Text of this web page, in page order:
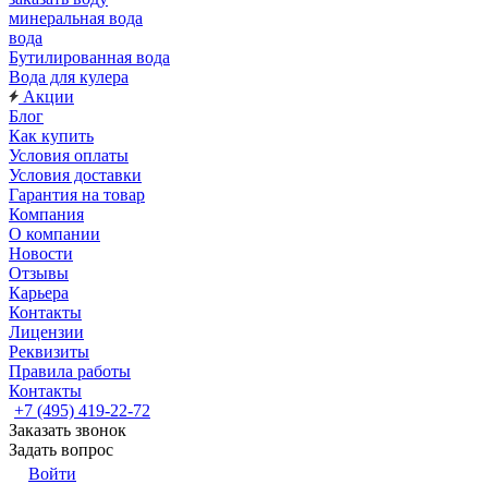
минеральная вода
вода
Бутилированная вода
Вода для кулера
Акции
Блог
Как купить
Условия оплаты
Условия доставки
Гарантия на товар
Компания
О компании
Новости
Отзывы
Карьера
Контакты
Лицензии
Реквизиты
Правила работы
Контакты
+7 (495) 419-22-72
Заказать звонок
Задать вопрос
Войти